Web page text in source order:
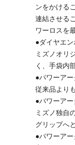
ンをかける
連結させる
ワーロスを
●ダイヤエ
ミズノオリ
く、手袋内
●パワーア
従来品より
●パワーア
ミズノ独自
グリップへ
●パワーア